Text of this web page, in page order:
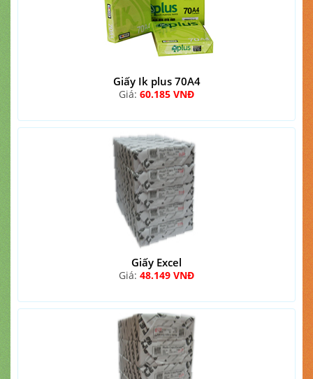
Giấy Ik plus 70A4
Giá: 60.185 VNĐ
Giấy Excel
Giá: 48.149 VNĐ